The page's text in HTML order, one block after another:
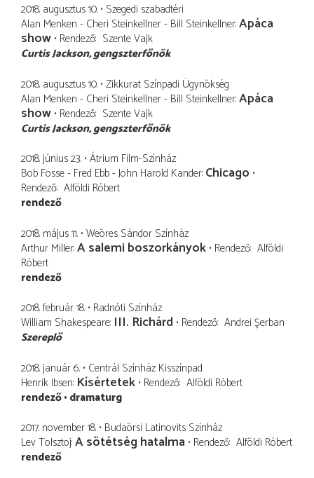
2018. augusztus 10. Szegedi szabadtéri
Alan Menken - Cheri Steinkellner - Bill Steinkellner Apáca
show Rendező Szente Vajk
Curtis Jackson gengszterfőnök
2018. augusztus 10. Zikkurat Színpadi Ügynökség
Alan Menken - Cheri Steinkellner - Bill Steinkellner Apáca
show Rendező Szente Vajk
Curtis Jackson gengszterfőnök
2018. június 23. Átrium Film-Színház
Bob Fosse - Fred Ebb - John Harold Kander Chicago
Rendező Alföldi Róbert
rendező
2018. május 11. Weöres Sándor Színház
Arthur Miller A salemi boszorkányok Rendező Alföldi
Róbert
rendező
2018. február 18. Radnóti Színház
William Shakespeare III. Richárd Rendező Andrei Şerban
Szereplő
2018. január 6. Centrál Színház Kisszínpad
Henrik Ibsen Kísértetek Rendező Alföldi Róbert
rendező dramaturg
2017. november 18. Budaörsi Latinovits Színház
Lev Tolsztoj A sötétség hatalma Rendező Alföldi Róbert
rendező